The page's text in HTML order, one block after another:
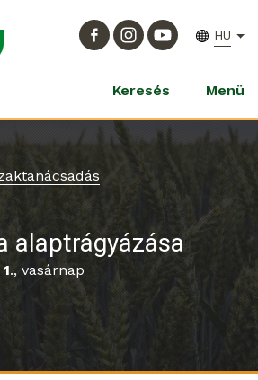
HU
Keresés Menü
alaptrágyázása
., vasárnap